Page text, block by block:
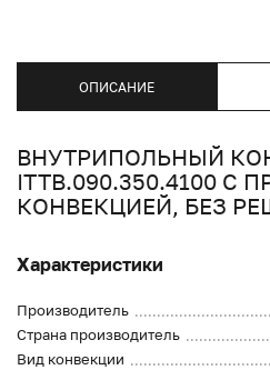
ОПИСАНИЕ
ВНУТРИПОЛЬНЫЙ
ITTB.090.350.4100 С
КОНВЕКЦИЕЙ, БЕЗ
Характеристики
Производитель
Страна производитель
Вид конвекции